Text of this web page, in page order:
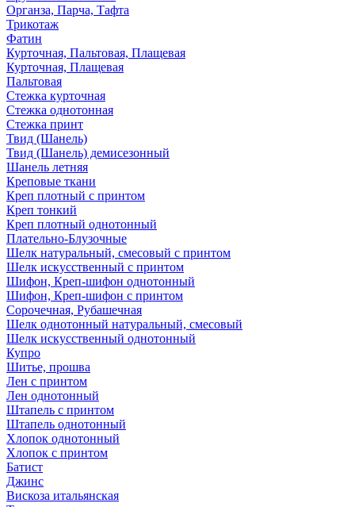
Органза, Парча, Тафта
Трикотаж
Фатин
Курточная, Пальтовая, Плащевая
Курточная, Плащевая
Пальтовая
Стежка курточная
Стежка однотонная
Стежка принт
Твид (Шанель)
Твид (Шанель) демисезонный
Шанель летняя
Креповые ткани
Креп плотный с принтом
Креп тонкий
Креп плотный однотонный
Плательно-Блузочные
Шелк натуральный, смесовый с принтом
Шелк искусственный с принтом
Шифон, Креп-шифон однотонный
Шифон, Креп-шифон с принтом
Сорочечная, Рубашечная
Шелк однотонный натуральный, смесовый
Шелк искусственный однотонный
Купро
Шитье, прошва
Лен с принтом
Лен однотонный
Штапель с принтом
Штапель однотонный
Хлопок однотонный
Хлопок с принтом
Батист
Джинс
Вискоза итальянская